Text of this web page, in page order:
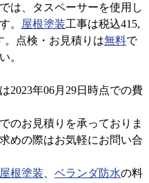
は、タスペーサーを使用し
。 屋根塗装工事は税込415,
。点検・お見積りは無料で
。
2023年06月29日時点での費
のお見積りを承っておりま
めの際はお気軽にお問い合
根塗装 ベランダ防水の料